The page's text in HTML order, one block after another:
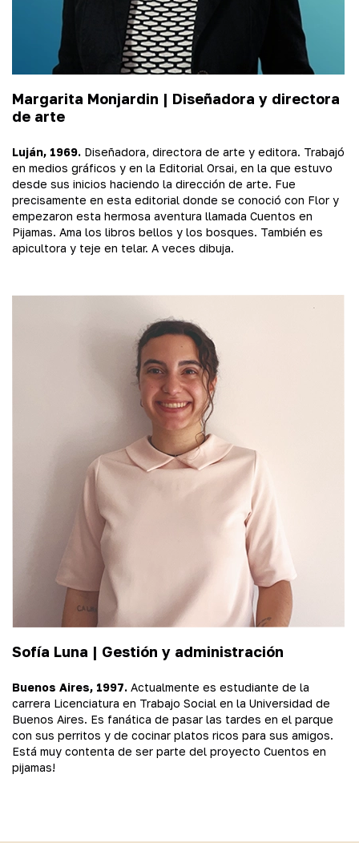
Margarita Monjardin | Diseñadora y directora
de arte
Luján, 1969. Diseñadora, directora de arte y editora. Trabajó
en medios gráficos y en la Editorial Orsai, en la que estuvo
desde sus inicios haciendo la dirección de arte. Fue
precisamente en esta editorial donde se conoció con Flor y
empezaron esta hermosa aventura llamada Cuentos en
Pijamas. Ama los libros bellos y los bosques. También es
apicultora y teje en telar. A veces dibuja.
Sofía Luna | Gestión y administración
Buenos Aires, 1997. Actualmente es estudiante de la
carrera Licenciatura en Trabajo Social en la Universidad de
Buenos Aires. Es fanática de pasar las tardes en el parque
con sus perritos y de cocinar platos ricos para sus amigos.
Está muy contenta de ser parte del proyecto Cuentos en
pijamas!